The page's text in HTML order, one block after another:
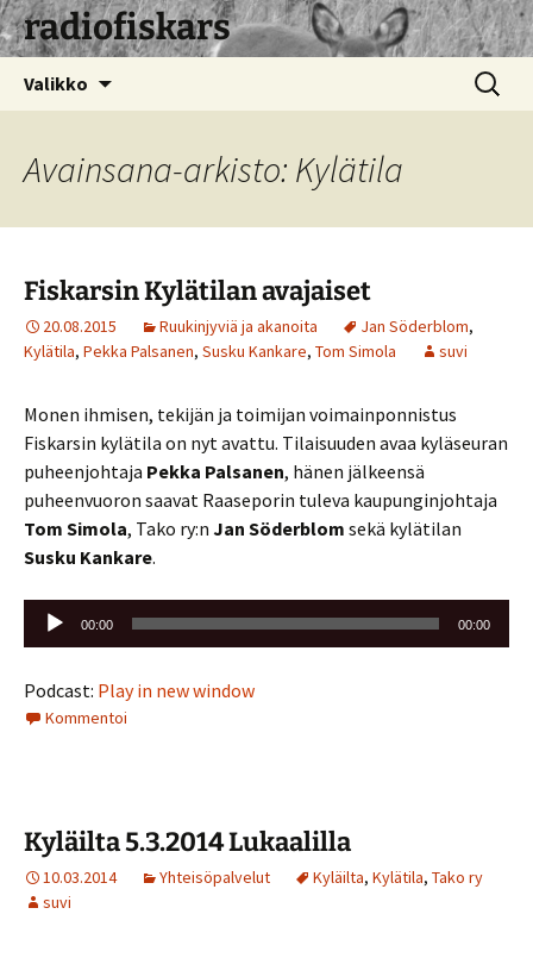
radiofiskars
Valikko Haku:
Avainsana-arkisto: Kylätila
Fiskarsin Kylätilan avajaiset
20.08.2015 Ruukinjyviä ja akanoita Jan Söderblom,
Kylätila, Pekka Palsanen, Susku Kankare, Tom Simola suvi
Monen ihmisen, tekijän ja toimijan voimainponnistus
Fiskarsin kylätila on nyt avattu. Tilaisuuden avaa kyläseuran
puheenjohtaja Pekka Palsanen, hänen jälkeensä
puheenvuoron saavat Raaseporin tuleva kaupunginjohtaja
Tom Simola, Tako ry:n Jan Söderblom sekä kylätilan
Susku Kankare.
Äänitoistin
00:00 00:00
Podcast: Play in new window
Kommentoi
Kyläilta 5.3.2014 Lukaalilla
10.03.2014 Yhteisöpalvelut Kyläilta, Kylätila, Tako ry
suvi